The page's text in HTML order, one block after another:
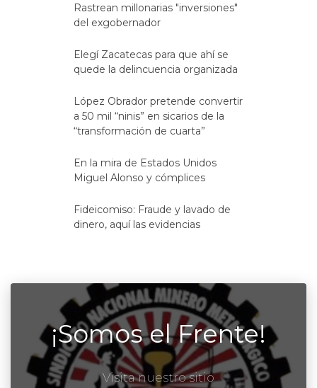
Rastrean millonarias "inversiones"
del exgobernador
Elegí Zacatecas para que ahí se
quede la delincuencia organizada
López Obrador pretende convertir
a 50 mil “ninis” en sicarios de la
“transformación de cuarta”
En la mira de Estados Unidos
Miguel Alonso y cómplices
Fideicomiso: Fraude y lavado de
dinero, aquí las evidencias
¡Somos el Frente!
Visita nuestro sitio